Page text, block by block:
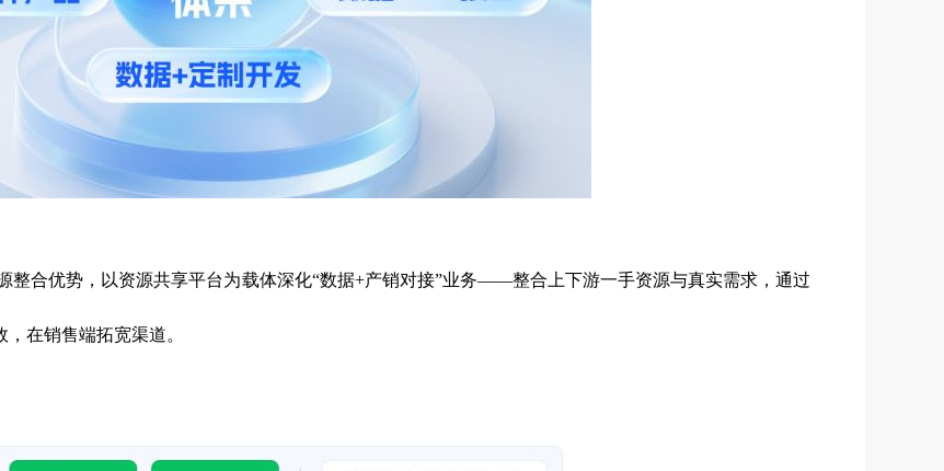
整合优势，以资源共享平台为载体深化“数据+产销对接”业务——整合上下游一手资源与真实需求，通过
在销售端拓宽渠道。